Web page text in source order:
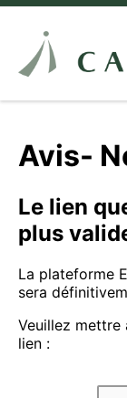
Avis-
Le lien
plus
La plateforme
sera
Veuillez mettre
lien :